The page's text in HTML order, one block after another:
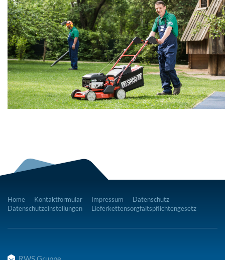
Home Kontaktformular Impressum
Datenschutz
Datenschutzeinstellungen
Lieferkettensorgfaltspflichtengesetz